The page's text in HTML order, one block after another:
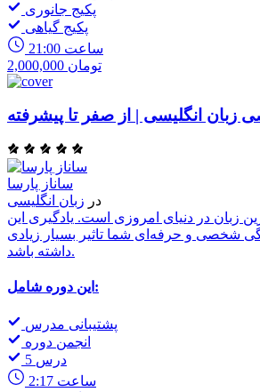
پکیج جانوری
پکیج گیاهی
21:00 ساعت
2,000,000 تومان
زبان انگلیسی | از صفر تا پیشرفته
ساناز پارسا
در زبان انگلیسی
زبان در دنیای امروزی است. یادگیری این
شخصی و حرفه‌ای شما تاثیر بسیار زیادی
داشته باشد.
این دوره شامل:
پشتیبانی مدرس
انجمن دوره
5 درس
2:17 ساعت